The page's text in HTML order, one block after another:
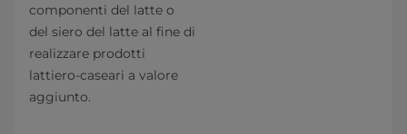
componenti del latte o
del siero del latte al fine di
realizzare prodotti
lattiero-caseari a valore
aggiunto.